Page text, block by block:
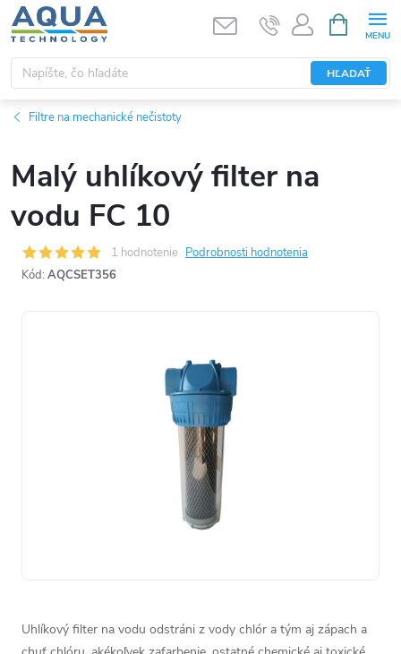
Prejsť
na
obsah
HĽADAŤ
KOŠÍK
Filtre na mechanické nečistoty
Malý uhlíkový filter na
vodu FC 10
1 hodnotenie Podrobnosti hodnotenia
Kód: AQCSET356
Uhlíkový filter na vodu odstráni z vody chlór a tým aj zápach a